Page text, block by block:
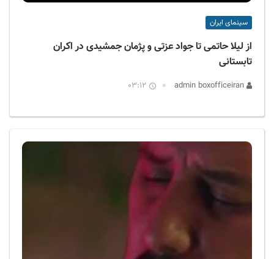
سینمای ایران
از لیلا حاتمی تا جواد عزتی و پژمان جمشیدی در اکران
تابستانی
03:12